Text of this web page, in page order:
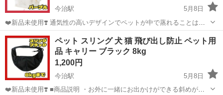
今治駅
5月8日
❤️新品未使用❣️ 通気性の高いデザインでペットが中で蒸れることはあ
りません。 レース柄で女子コーデにも便利♬.*゜ ペットの脱出を防ぐ
セキュリティロックが付いています。 ペットがバッグの中でしっかり
と立つこと...
愛媛 今治市 今治駅 その他 レース
ペット スリング 犬 猫 飛び出し防止 ペット用
品 キャリー ブラック 8kg
1,200円
今治駅
5月8日
❤️新品未使用❣️ ■商品説明 ・お外に一緒にお出かけができる斜めがけ